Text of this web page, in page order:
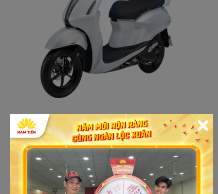
cửa hàng xe máy giá rẻ uy tín tại
Đồng Nai